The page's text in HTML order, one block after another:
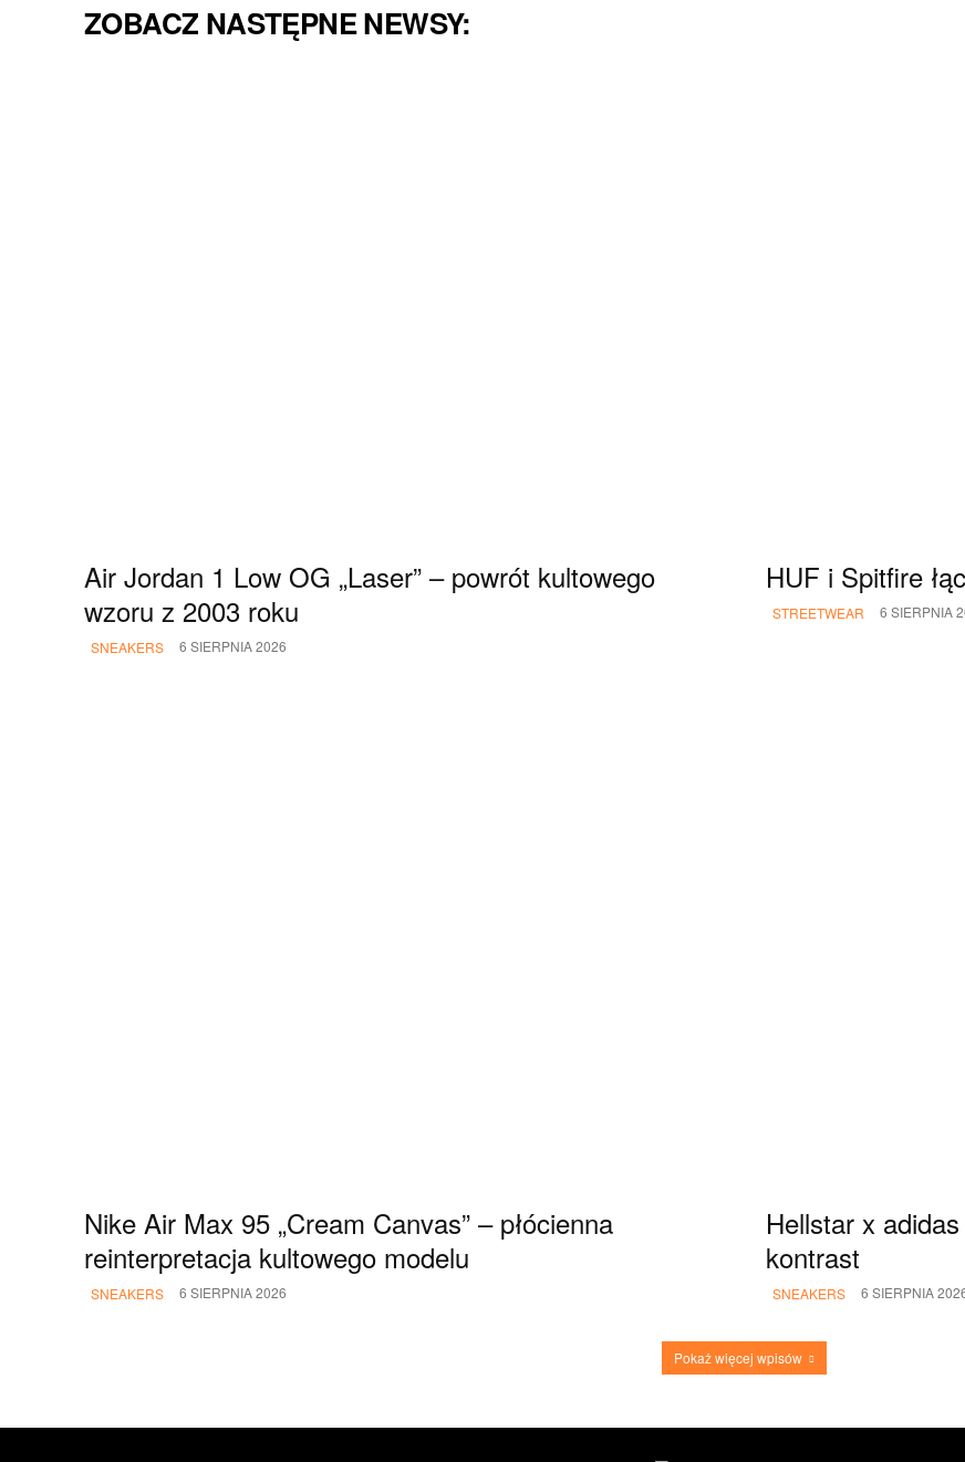
ZOBACZ NASTĘPNE NEWSY:
Air Jordan 1 Low OG „Laser” – powrót kultowego
wzoru z 2003 roku
SNEAKERS 6 SIERPNIA 2026
HUF i Spitfire
STREETWEAR 6 SIERPNIA
Nike Air Max 95 „Cream Canvas” – płócienna
reinterpretacja kultowego modelu
SNEAKERS 6 SIERPNIA 2026
Hellstar x
kontrast
SNEAKERS 6 SIERPNIA
Pokaż więcej wpisów